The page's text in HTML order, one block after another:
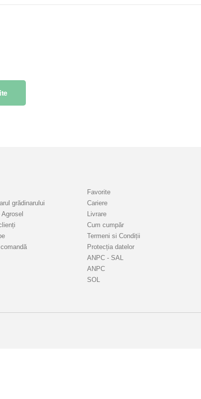
grădinarului
Agrosel
Favorite
Cariere
Livrare
Cum cumpăr
Termeni si Condiții
Protecția datelor
ANPC - SAL
ANPC
SOL